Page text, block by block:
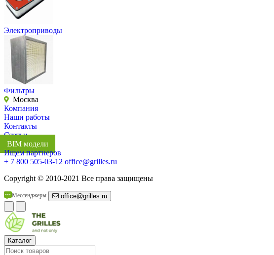
Электроприводы
Фильтры
Москва
Компания
Наши работы
Контакты
Статьи
BIM модели
Ищем партнеров
+ 7 800 505-03-12 office@grilles.ru
Copyright © 2010-2021 Все права защищены
Мессенджеры office@grilles.ru
Каталог